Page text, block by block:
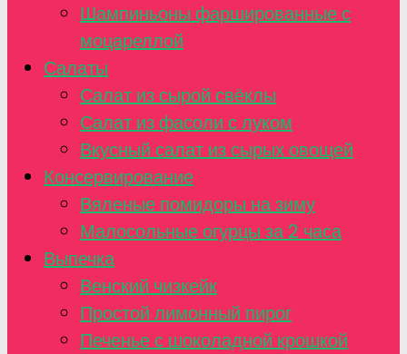
Шампиньоны фаршированные с
моцареллой
Салаты
Салат из сырой свёклы
Салат из фасоли с луком
Вкусный салат из сырых овощей
Консервирование
Вяленые помидоры на зиму
Малосольные огурцы за 2 часа
Выпечка
Венский чизкейк
Простой лимонный пирог
Печенье с шоколадной крошкой